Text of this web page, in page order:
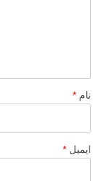
نام *
ایمیل *